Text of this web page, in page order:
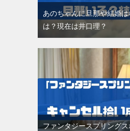
あのちゃんに旦那や結婚
は？現在は井口理？
ファンタジースプリング